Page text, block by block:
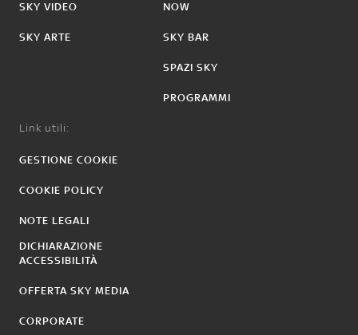
SKY VIDEO
SKY ARTE
NOW
SKY BAR
SPAZI SKY
PROGRAMMI
Link utili:
GESTIONE COOKIE
COOKIE POLICY
NOTE LEGALI
DICHIARAZIONE
ACCESSIBILITÀ
OFFERTA SKY MEDIA
CORPORATE